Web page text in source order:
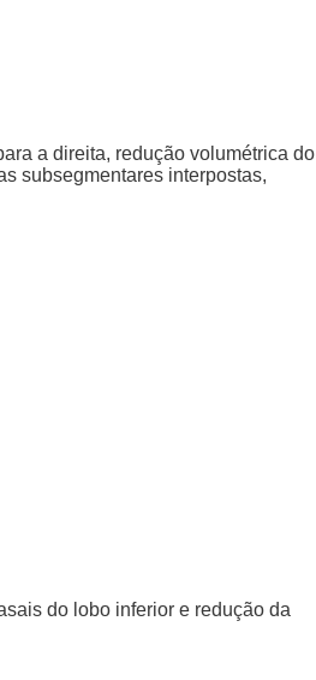
a direita, redução volumétrica do
subsegmentares interpostas,
do lobo inferior e redução da